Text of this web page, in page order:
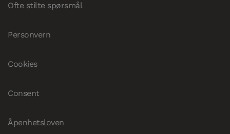
Ofte stilte spørsmål
Personvern
Cookies
Consent
Åpenhetsloven